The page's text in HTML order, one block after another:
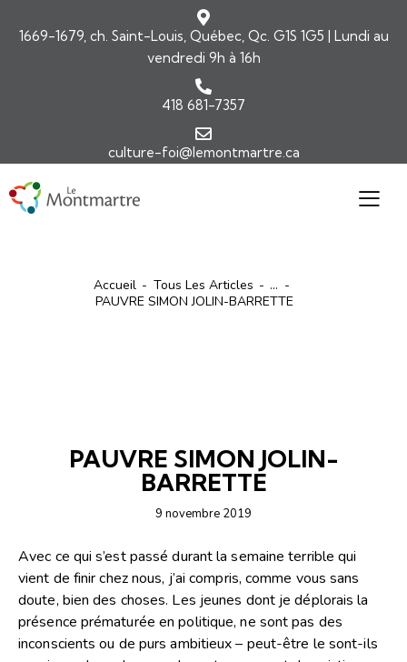
1669-1679, ch. Saint-Louis, Québec, Qc. G1S 1G5 | Lundi au
vendredi 9h à 16h
418 681-7357
culture-foi@lemontmartre.ca
Accueil Tous Les Articles
...
PAUVRE SIMON JOLIN-BARRETTE
PAUVRE SIMON JOLIN-
BARRETTE
9 novembre 2019
Avec ce qui s’est passé durant la semaine terrible qui
vient de finir chez nous, j’ai compris, comme vous sans
doute, bien des choses. Les jeunes dont je déplorais la
présence prématurée en politique, ne sont pas des
inconscients ou de purs ambitieux – peut-être le sont-ils